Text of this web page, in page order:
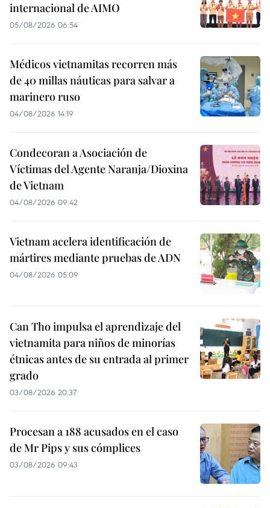
internacional de AIMO
05/08/2026 06:54
Médicos vietnamitas recorren más
de 40 millas náuticas para salvar a
marinero ruso
04/08/2026 14:19
Condecoran a Asociación de
Víctimas del Agente Naranja/Dioxina
de Vietnam
04/08/2026 09:42
Vietnam acelera identificación de
mártires mediante pruebas de ADN
04/08/2026 05:09
Can Tho impulsa el aprendizaje del
vietnamita para niños de minorías
étnicas antes de su entrada al primer
grado
03/08/2026 20:37
Procesan a 188 acusados en el caso
de Mr Pips y sus cómplices
03/08/2026 09:43